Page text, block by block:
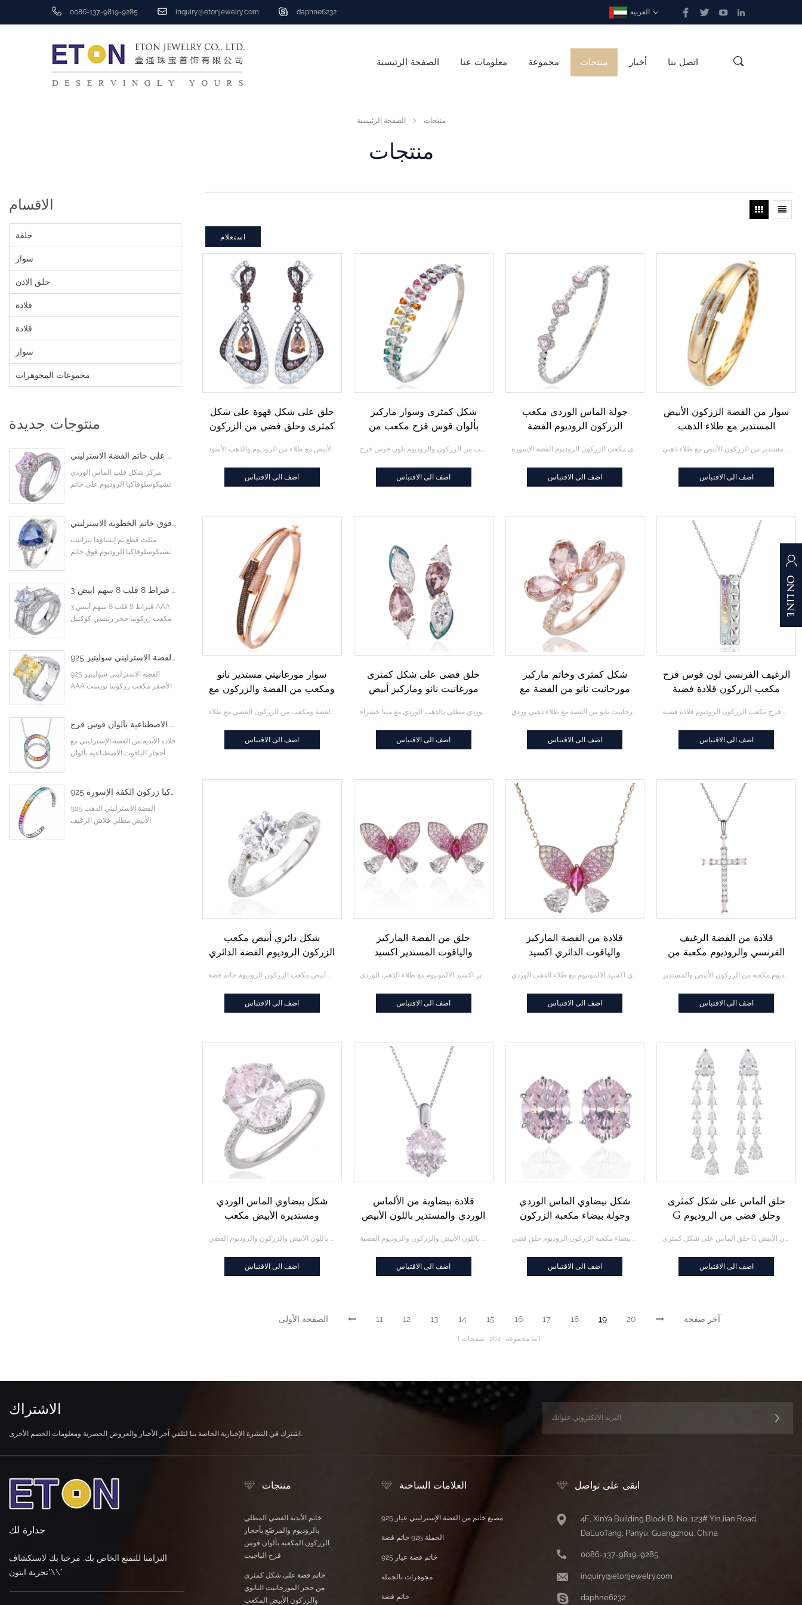
0086-137-9819-9285 inquiry@etonjewelry.com daphne6232 العربية
الصفحة الرئيسية معلومات عنا مجموعة منتجات أخبار اتصل بنا
الصفحة الرئيسية منتجات
منتجات
استعلام
حلق على شكل قهوة على شكل
كمثرى وحلق فضي من الزركون
الروديوم والذهب الأسود
اضف الى الاقتباس
شكل كمثرى وسوار ماركيز
بألوان قوس قزح مكعب من
اضف الى الاقتباس
جولة الماس الوردي مكعب
الزركون الروديوم الفضة
جولة الماس الوردي مكعب الزركون الروديوم الفضة الإسورة
اضف الى الاقتباس
سوار من الفضة الزركون الأبيض
المستدير مع طلاء الذهب
اضف الى الاقتباس
سوار مورغانيتي مستدير نانو
ومكعب من الفضة والزركون مع
سوار مورغانيت مستدير من الفضة ومكعب من الزركون الفضي مع طلاء Tطلاء بلونين
اضف الى الاقتباس
حلق فضي على شكل كمثرى
مورغانيت نانو وماركيز أبيض
مطلي بالذهب مع مينا خضراءحلق فضي على شكل كمثرى مورغانيت نانو وماركيز مكعب أبيض من الزركون الوردي مطلي بالذهب الوردي مع مينا خضراء
اضف الى الاقتباس
شكل كمثرى وخاتم ماركيز
مورجانيت نانو من الفضة مع
شكل كمثرى وخاتم ماركيز مورجانيت نانو من الفضة مع طلاء ذهبي وردي
اضف الى الاقتباس
الرغيف الفرنسي لون قوس قزح
مكعب الزركون قلادة فضية
الرغيف الفرنسي لون قوس قزح مكعب الزركون الروديوم قلادة فضية
اضف الى الاقتباس
شكل دائري أبيض مكعب
الزركون الروديوم الفضة الدائري
شكل دائري أبيض مكعب الزركون الروديوم خاتم فضة
اضف الى الاقتباس
حلق من الفضة الماركيز
والياقوت المستدير اكسيد
الوردي
حلق من الفضة الماركيز والياقوت المستدير اكسيد الالمونيوم مع طلاء الذهب الوردي
اضف الى الاقتباس
قلادة من الفضة الماركيز
والياقوت الدائري اكسيد
الوردي
قلادة من الفضة الماركيز والياقوت الدائري اكسيد الالمونيوم مع طلاء الذهب الوردي
اضف الى الاقتباس
قلادة من الفضة الرغيف
الفرنسي والروديوم مكعبة من
قلادة من الفضة الرغيف الفرنسي والروديوم مكعبة من الزركون الأبيض والمستدير
اضف الى الاقتباس
شكل بيضاوي الماس الوردي
ومستديرة الأبيض مكعب
خاتم بيضاوي الشكل من الألماس الوردي والمستدير باللون الأبيض والزركون والروديوم الفضي
اضف الى الاقتباس
قلادة بيضاوية من الألماس
الوردي والمستدير باللون الأبيض
قلادة بيضاوية من الألماس الوردي والمستدير باللون الأبيض والزركون والروديوم الفضية
اضف الى الاقتباس
شكل بيضاوي الماس الوردي
وجولة بيضاء مكعبة الزركون
شكل بيضاوي الماس الوردي وجولة بيضاء مكعبة الزركون الروديوم حلق فضي
اضف الى الاقتباس
حلق ألماس على شكل كمثرى
G وحلق فضي من الروديوم
حلق ألماس على شكل كمثرى G وحلق فضي من الروديوم الزركون الأبيض
اضف الى الاقتباس
الصفحة الأولى 11 12 13 14 15 16 17 18 19 20 آخر صفحة
ما مجموعه 262 صفحات
الاقسام
حلقة
سوار
حلق الاذن
قلادة
قلادة
سوار
مجموعات المجوهرات
منتوجات جديدة
شكل قلب الماس اللون الوردي مكعب زركونيا الروديوم على خاتم الفضة الاسترليني
مركز شكل قلب الماس الوردي
تشيكوسلوفاكيا الروديوم على خاتم
مثلث قطع تم إنشاؤها تنزانيت تشيكوسلوفاكيا الروديوم فوق خاتم الخطوبة الاسترليني
مثلث قطع تم إنشاؤها تنزانيت
تشيكوسلوفاكيا الروديوم فوق خاتم
3 قيراط 8 قلب 8 سهم أبيض AAA مكعب زركونيا حجر رئيسي كوكتيل خواتم خطوبة زفاف
3 قيراط 8 قلب 8 سهم أبيض AAA
مكعب زركونيا حجر رئيسي كوكتيل
925 الفضة الاسترليني سوليتير AAA الأصفر مكعب زركونيا تويست متقاطع إنفينيتي خاتم الخطوبة
925 الفضة الاسترليني سوليتير
AAA الأصفر مكعب زركونيا تويست
قلادة الأبدية من الفضة الإسترليني مع أحجار الياقوت الاصطناعية بألوان قوس قزح
قلادة الأبدية من الفضة الإسترليني مع
أحجار الياقوت الاصطناعية بألوان
925 الفضة الاسترليني الذهب الأبيض مطلي فلاش الرغيف الفرنسي الملونة تشيكوسلوفاكيا زركون الكفة الإسورة
925 الفضة الاسترليني الذهب
الأبيض مطلي فلاش الرغيف
الاشتراك
اشترك في النشرة الإخبارية الخاصة بنا لتلقي آخر الأخبار والعروض الحصرية ومعلومات الخصم الأخرى.
منتجات
خاتم الأبدية الفضي المطلي
بالروديوم والمرصّع بأحجار
الزركون المكعبة بألوان قوس
قزح الباجيت
خاتم فضة على شكل كمثرى
من حجر المورجانيت النانوي
والزركون الأبيض المكعب
العلامات الساخنة
مصنع خاتم من الفضة الإسترليني عيار 925
الجملة 925 خاتم فضة
خاتم فضة عيار 925
مجوهرات بالجملة
خاتم فضة
ابقى على تواصل
4F, XinYa Building Block B, No. 123# YinJian Road,
DaLuoTang, Panyu, Guangzhou, China
0086-137-9819-9285
inquiry@etonjewelry.com
daphne6232
جدارة لك
التزامنا للتمتع الخاص بك. مرحبا بك لاستكشاف
\"تجربة ايتون\"